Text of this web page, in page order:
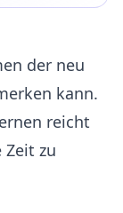
der neu
kann.
reicht
zu